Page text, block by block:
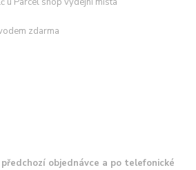
zdarma
objednávce a po telefonické